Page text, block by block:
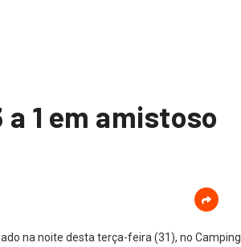
1 em amistoso
na noite desta terça-feira (31), no Camping